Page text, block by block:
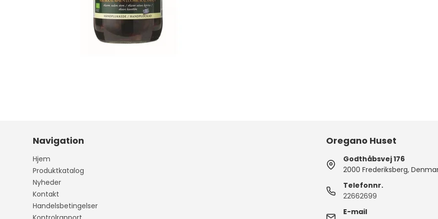
Navigation
Hjem
Produktkatalog
Nyheder
Kontakt
Handelsbetingelser
Oregano Huset
Godthåbsvej 176
2000 Frederiksberg,
Telefonnr.
22662699
E-mail